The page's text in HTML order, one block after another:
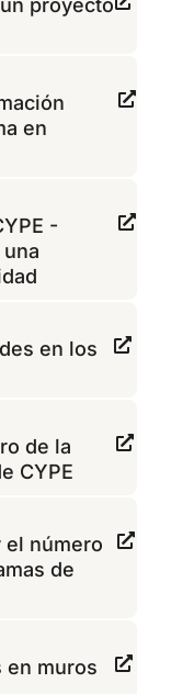
proyecto
en
-
en los
de la
CYPE
el número
de
en muros